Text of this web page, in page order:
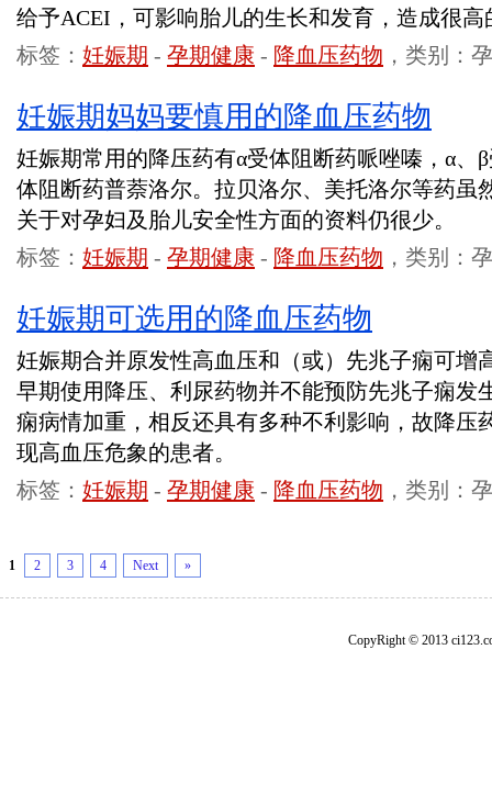
给予ACEI，可影响胎儿的生长和发育，造成很
标签： 妊娠期 - 孕期健康 - 降血压药物 ，类别：
妊娠期妈妈要慎用的降血压药物
妊娠期常用的降压药有α受体阻断药哌唑嗪，α、
体阻断药普萘洛尔。拉贝洛尔、美托洛尔等药虽
关于对孕妇及胎儿安全性方面的资料仍很少。
标签： 妊娠期 - 孕期健康 - 降血压药物 ，类别：
妊娠期可选用的降血压药物
妊娠期合并原发性高血压和（或）先兆子痫可增
早期使用降压、利尿药物并不能预防先兆子痫发
痫病情加重，相反还具有多种不利影响，故降压
现高血压危象的患者。
标签： 妊娠期 - 孕期健康 - 降血压药物 ，类别：
1 2 3 4 Next »
CopyRight © 2013